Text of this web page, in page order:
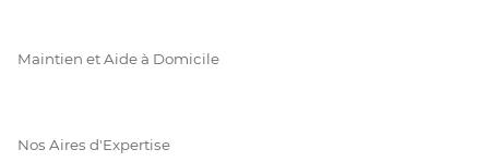
Maintien et Aide à Domicile
Nos Aires d'Expertise